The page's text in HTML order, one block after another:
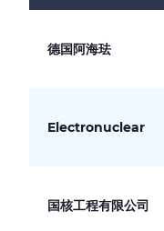
德国阿海珐
Electronuclear
国核工程有限公司